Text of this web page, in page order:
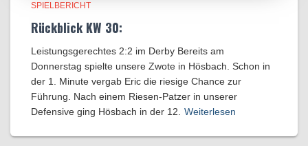
SPIELBERICHT
Rückblick KW 30:
Leistungsgerechtes 2:2 im Derby Bereits am
Donnerstag spielte unsere Zwote in Hösbach. Schon in
der 1. Minute vergab Eric die riesige Chance zur
Führung. Nach einem Riesen-Patzer in unserer
Defensive ging Hösbach in der 12. Weiterlesen